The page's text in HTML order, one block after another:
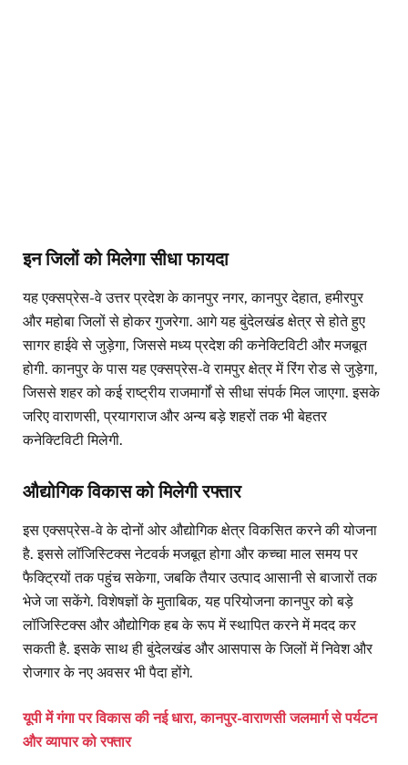
इन जिलों को मिलेगा सीधा फायदा
यह एक्सप्रेस-वे उत्तर प्रदेश के कानपुर नगर, कानपुर देहात, हमीरपुर
और महोबा जिलों से होकर गुजरेगा. आगे यह बुंदेलखंड क्षेत्र से होते हुए
सागर हाईवे से जुड़ेगा, जिससे मध्य प्रदेश की कनेक्टिविटी और मजबूत
होगी. कानपुर के पास यह एक्सप्रेस-वे रामपुर क्षेत्र में रिंग रोड से जुड़ेगा,
जिससे शहर को कई राष्ट्रीय राजमार्गों से सीधा संपर्क मिल जाएगा. इसके
जरिए वाराणसी, प्रयागराज और अन्य बड़े शहरों तक भी बेहतर
कनेक्टिविटी मिलेगी.
औद्योगिक विकास को मिलेगी रफ्तार
इस एक्सप्रेस-वे के दोनों ओर औद्योगिक क्षेत्र विकसित करने की योजना
है. इससे लॉजिस्टिक्स नेटवर्क मजबूत होगा और कच्चा माल समय पर
फैक्ट्रियों तक पहुंच सकेगा, जबकि तैयार उत्पाद आसानी से बाजारों तक
भेजे जा सकेंगे. विशेषज्ञों के मुताबिक, यह परियोजना कानपुर को बड़े
लॉजिस्टिक्स और औद्योगिक हब के रूप में स्थापित करने में मदद कर
सकती है. इसके साथ ही बुंदेलखंड और आसपास के जिलों में निवेश और
रोजगार के नए अवसर भी पैदा होंगे.
यूपी में गंगा पर विकास की नई धारा, कानपुर-वाराणसी जलमार्ग से पर्यटन
और व्यापार को रफ्तार